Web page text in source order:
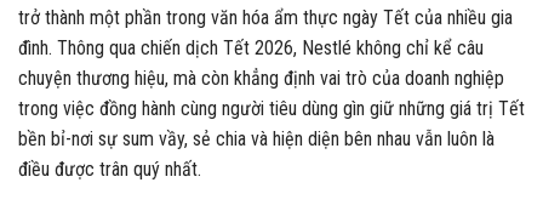
trở thành một phần trong văn hóa ẩm thực ngày Tết của nhiều gia
đình. Thông qua chiến dịch Tết 2026, Nestlé không chỉ kể câu
chuyện thương hiệu, mà còn khẳng định vai trò của doanh nghiệp
trong việc đồng hành cùng người tiêu dùng gìn giữ những giá trị Tết
bền bỉ-nơi sự sum vầy, sẻ chia và hiện diện bên nhau vẫn luôn là
điều được trân quý nhất.